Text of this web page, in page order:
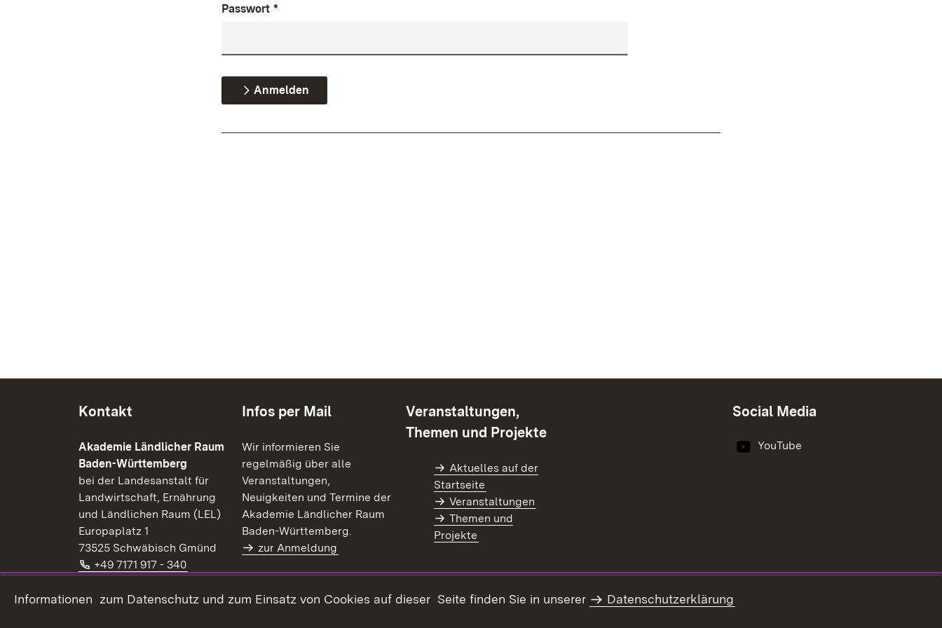
Passwort *
Anmelden
Kontakt
Akademie Ländlicher Raum
Baden-Württemberg
bei der Landesanstalt für
Landwirtschaft, Ernährung
und Ländlichen Raum (LEL)
Europaplatz 1
73525 Schwäbisch Gmünd
Telefon:
+49 7171 917 - 340
E-Mail:
(Öffnet in neuem Fenster)
Extern:
www.alr-bw.de(Öffnet in neuem Fenster)
Infos per Mail
Wir informieren Sie
regelmäßig über alle
Veranstaltungen,
Neuigkeiten und Termine der
Akademie Ländlicher Raum
Baden-Württemberg.
zur Anmeldung
Veranstaltungen,
Themen und Projekte
Aktuelles auf der
Startseite
Veranstaltungen
Themen und
Projekte
Social Media
YouTube
Informationen zum Datenschutz und zum Einsatz von Cookies auf dieser Seite finden Sie in unserer Datenschutzerklärung